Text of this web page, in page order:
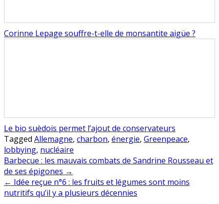
Corinne Lepage souffre-t-elle de monsantite aigüe ?
Le bio suèdois permet l’ajout de conservateurs
Tagged Allemagne, charbon, énergie, Greenpeace,
lobbying, nucléaire
Navigation
de
l’article
Barbecue : les mauvais combats de Sandrine Rousseau et
de ses épigones →
← Idée reçue n°6 : les fruits et légumes sont moins
nutritifs qu’il y a plusieurs décennies